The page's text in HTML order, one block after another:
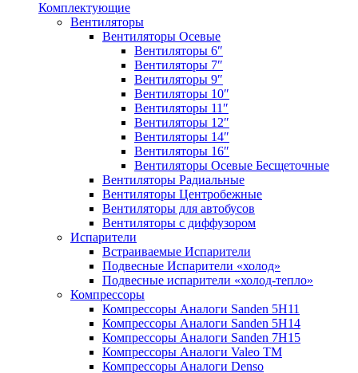
Комплектующие
Вентиляторы
Вентиляторы Осевые
Вентиляторы 6″
Вентиляторы 7″
Вентиляторы 9″
Вентиляторы 10″
Вентиляторы 11″
Вентиляторы 12″
Вентиляторы 14″
Вентиляторы 16″
Вентиляторы Осевые Бесщеточные
Вентиляторы Радиальные
Вентиляторы Центробежные
Вентиляторы для автобусов
Вентиляторы с диффузором
Испарители
Встраиваемые Испарители
Подвесные Испарители «холод»
Подвесные испарители «холод-тепло»
Компрессоры
Компрессоры Аналоги Sanden 5H11
Компрессоры Аналоги Sanden 5H14
Компрессоры Аналоги Sanden 7H15
Компрессоры Аналоги Valeo ТМ
Компрессоры Аналоги Denso